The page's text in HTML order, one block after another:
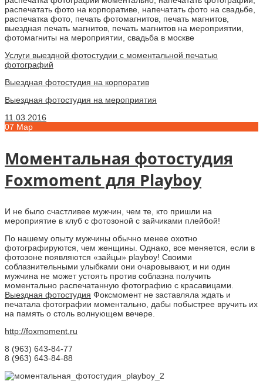
Услуги выездной фотостудии с моментальной печатью
фотографий
Выездная фотостудия на корпоратив
Выездная фотостудия на мероприятия
11.03.2016
07 Мар
Моментальная фотостудия
Foxmoment для Playboy
И не было счастливее мужчин, чем те, кто пришли на
мероприятие в клуб с фотозоной с зайчиками плейбой!
По нашему опыту мужчины обычно менее охотно
фотографируются, чем женщины. Однако, все меняется, если в
фотозоне появляются «зайцы» playboy! Своими
соблазнительными улыбками они очаровывают, и ни один
мужчина не может устоять против соблазна получить
моментально распечатанную фотографию с красавицами.
Выездная фотостудия Фоксмомент не заставляла ждать и
печатала фотографии моментально, дабы побыстрее вручить их
на память о столь волнующем вечере.
http://foxmoment.ru
8 (963) 643-84-77
8 (963) 643-84-88